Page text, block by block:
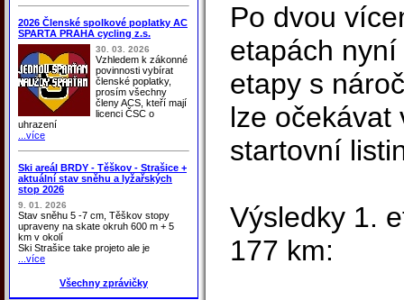
2026 Členské spolkové poplatky AC
SPARTA PRAHA cycling z.s.
30. 03. 2026
Vzhledem k zákonné
povinnosti vybírat
členské poplatky,
prosím všechny
členy ACS, kteří mají
licenci ČSC o
uhrazení
...více
Ski areál BRDY - Těškov - Strašice +
aktuální stav sněhu a lyžařských
stop 2026
9. 01. 2026
Stav sněhu 5 -7 cm, Těškov stopy
upraveny na skate okruh 600 m + 5
km v okolí
Ski Strašice take projeto ale je
...více
Všechny zprávičky
Po dvou
etapách
etapy s
lze očekávat
startovní
Výsledky 1.
177 km: